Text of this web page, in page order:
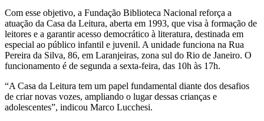
Com esse objetivo, a Fundação Biblioteca Nacional reforça a
atuação da Casa da Leitura, aberta em 1993, que visa à formação de
leitores e a garantir acesso democrático à literatura, destinada em
especial ao público infantil e juvenil. A unidade funciona na Rua
Pereira da Silva, 86, em Laranjeiras, zona sul do Rio de Janeiro. O
funcionamento é de segunda a sexta-feira, das 10h às 17h.
“A Casa da Leitura tem um papel fundamental diante dos desafios
de criar novas vozes, ampliando o lugar dessas crianças e
adolescentes”, indicou Marco Lucchesi.